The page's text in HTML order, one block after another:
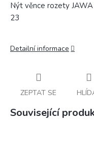
Nýt věnce rozety
23
Detailní informace
ZEPTAT SE
Související